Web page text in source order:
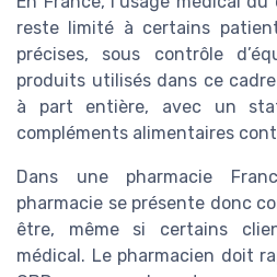
reste limité à certains
précises, sous contrôle
produits utilisés dans ce
à part entière, avec un
compléments alimentaires
Dans une pharmacie
pharmacie se présente donc
être, même si certains
médical. Le pharmacien doit